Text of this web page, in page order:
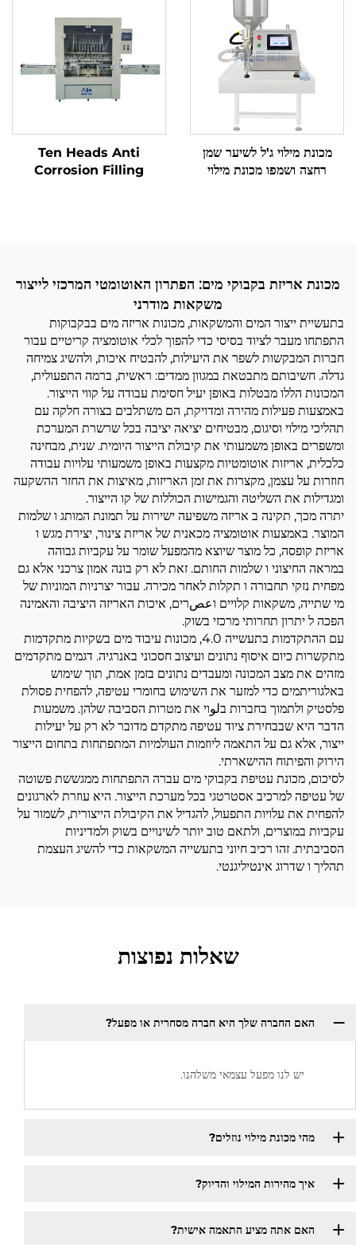
Cosmetic Mixing
Machine
מכונת מילוי ג'ל לשיער שמן
רחצה ושמפו מכונת מילוי
Ten Heads Anti
Corrosion Filling
מכונת אריזת בקבוקי מים: הפתרון האוטומטי המרכזי לייצור
משקאות מודרני
בתעשיית ייצור המים והמשקאות, מכונות אריזה מים בבקבוקות
התפתחו מעבר לציוד בסיסי כדי להפוך לכלי אוטומציה קריטיים עבור
חברות המבקשות לשפר את היעילות, להבטיח איכות, ולהשיג צמיחה
גדלה. חשיבותם מתבטאת במגוון ממדים: ראשית, ברמה התפעולית,
המכונות הללו מבטלות באופן יעיל חסימת עבודה על קווי הייצור.
באמצעות פעילות מהירה ומדויקת, הם משתלבים בצורה חלקה עם
תהליכי מילוי וסיגום, מבטיחים יציאה יציבה בכל שרשרת המערכת
ומשפרים באופן משמעותי את קיבולת הייצור היומית. שנית, מבחינה
כלכלית, אריזות אוטומטיות מקצעות באופן משמעותי עלויות עבודה
חוזרות על עצמן, מקצרות את זמן האריזות, מאיצות את החזר ההשקעה
ומגדילות את השליטה והגמישות הכוללות של קו הייצור.
יתרה מכך, תקינה ב אריזה משפיעה ישירות על תמונת המותג ו שלמות
המוצר. באמצעות אוטומציה מכאנית של אריזת צינור, יצירת מגש ו
אריזת קופסה, כל מוצר שיוצא מהמפעל שומר על עקביות גבוהה
במראה החיצוני ו שלמות החותם. זאת לא רק בונה אמון צרכני אלא גם
מפחית נזקי תחבורה ו תקלות לאחר מכירה. עבור יצרניות המוניות של
מי שתייה, משקאות קלויים וعصרים, איכות האריזה היציבה והאמינה
הפכה ל יתרון תחרותי מרכזי בשוק.
עם ההתקדמות בתעשייה 4.0, מכונות עיבוד מים בשקיות מתקדמות
מתקשרות כיום איסוף נתונים ועיצוב חסכוני באנרגיה. דגמים מתקדמים
מזהים את מצב המכונה ומעבדים נתונים בזמן אמת, תוך שימוש
באלגוריתמים כדי למזער את השימוש בחומרי עטיפה, להפחית פסולת
פלסטיק ולתמוך בחברות בلوוי את מטרות הסביבה שלהן. משמעות
הדבר היא שבבחירת ציוד עטיפה מתקדם מדובר לא רק על יעילות
ייצור, אלא גם על התאמה ליוזמות העולמיות המתפתחות בתחום הייצור
הירוק והפיתוח ההישארתי.
לסיכום, מכונת עטיפת בקבוקי מים עברה התפתחות ממגששת פשוטה
של עטיפה למרכיב אסטרטגי בכל מערכת הייצור. היא עוזרת לארגונים
להפחית את עלויות התפעול, להגדיל את הקיבולת הייצורית, לשמור על
עקביות במוצרים, ולתאם טוב יותר לשינויים בשוק ולמדיניות
הסביבתית. זהו רכיב חיוני בתעשייה המשקאות כדי להשיג העצמת
תהליך ו שדרוג אינטיליגנטי.
שאלות נפוצות
האם החברה שלך היא חברה מסחרית או מפעל?
יש לנו מפעל עצמאי משלהנו.
מהי מכונת מילוי נוזלים?
איך מהירות המילוי והדיוק?
האם אתה מציע התאמה אישית?